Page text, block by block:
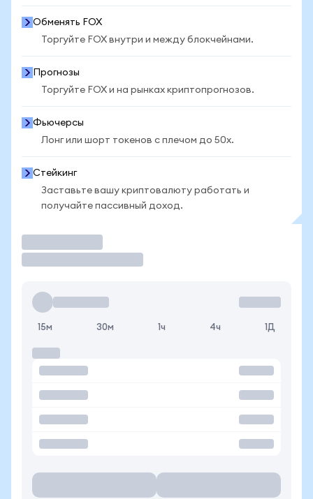
Обменять FOX
Торгуйте FOX внутри и между блокчейнами.
Прогнозы
Торгуйте FOX и на рынках криптопрогнозов.
Фьючерсы
Лонг или шорт токенов с плечом до 50x.
Стейкинг
Заставьте вашу криптовалюту работать и
получайте пассивный доход.
15м 30м 1ч 4ч 1Д